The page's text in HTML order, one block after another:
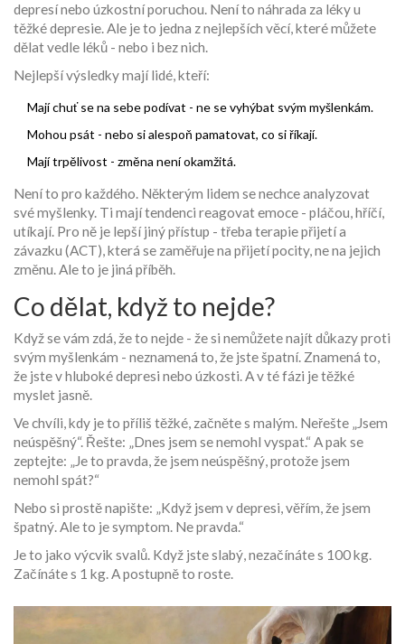
depresí nebo úzkostní poruchou. Není to náhrada za léky u
těžké depresie. Ale je to jedna z nejlepších věcí, které můžete
dělat vedle léků - nebo i bez nich.
Nejlepší výsledky mají lidé, kteří:
Mají chuť se na sebe podívat - ne se vyhýbat svým myšlenkám.
Mohou psát - nebo si alespoň pamatovat, co si říkají.
Mají trpělivost - změna není okamžitá.
Není to pro každého. Některým lidem se nechce analyzovat
své myšlenky. Ti mají tendenci reagovat emoce - pláčou, hříčí,
utíkají. Pro ně je lepší jiný přístup - třeba terapie přijetí a
závazku (ACT), která se zaměřuje na přijetí pocity, ne na jejich
změnu. Ale to je jiná příběh.
Co dělat, když to nejde?
Když se vám zdá, že to nejde - že si nemůžete najít důkazy proti
svým myšlenkám - neznamená to, že jste špatní. Znamená to,
že jste v hluboké depresi nebo úzkosti. A v té fázi je těžké
myslet jasně.
Ve chvíli, kdy je to příliš těžké, začněte s malým. Neřešte „Jsem
neúspěšný“. Řešte: „Dnes jsem se nemohl vyspat.“ A pak se
zeptejte: „Je to pravda, že jsem neúspěšný, protože jsem
nemohl spát?“
Nebo si prostě napište: „Když jsem v depresi, věřím, že jsem
špatný. Ale to je symptom. Ne pravda.“
Je to jako výcvik svalů. Když jste slabý, nezačínáte s 100 kg.
Začínáte s 1 kg. A postupně to roste.